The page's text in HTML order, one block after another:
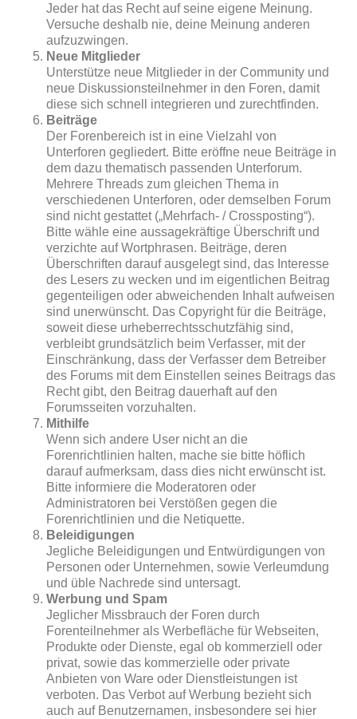
Jeder hat das Recht auf seine eigene Meinung.
Versuche deshalb nie, deine Meinung anderen
aufzuzwingen.
Neue Mitglieder
Unterstütze neue Mitglieder in der Community und
neue Diskussionsteilnehmer in den Foren, damit
diese sich schnell integrieren und zurechtfinden.
Beiträge
Der Forenbereich ist in eine Vielzahl von
Unterforen gegliedert. Bitte eröffne neue Beiträge in
dem dazu thematisch passenden Unterforum.
Mehrere Threads zum gleichen Thema in
verschiedenen Unterforen, oder demselben Forum
sind nicht gestattet („Mehrfach- / Crossposting“).
Bitte wähle eine aussagekräftige Überschrift und
verzichte auf Wortphrasen. Beiträge, deren
Überschriften darauf ausgelegt sind, das Interesse
des Lesers zu wecken und im eigentlichen Beitrag
gegenteiligen oder abweichenden Inhalt aufweisen
sind unerwünscht. Das Copyright für die Beiträge,
soweit diese urheberrechtsschutzfähig sind,
verbleibt grundsätzlich beim Verfasser, mit der
Einschränkung, dass der Verfasser dem Betreiber
des Forums mit dem Einstellen seines Beitrags das
Recht gibt, den Beitrag dauerhaft auf den
Forumsseiten vorzuhalten.
Mithilfe
Wenn sich andere User nicht an die
Forenrichtlinien halten, mache sie bitte höflich
darauf aufmerksam, dass dies nicht erwünscht ist.
Bitte informiere die Moderatoren oder
Administratoren bei Verstößen gegen die
Forenrichtlinien und die Netiquette.
Beleidigungen
Jegliche Beleidigungen und Entwürdigungen von
Personen oder Unternehmen, sowie Verleumdung
und üble Nachrede sind untersagt.
Werbung und Spam
Jeglicher Missbrauch der Foren durch
Forenteilnehmer als Werbefläche für Webseiten,
Produkte oder Dienste, egal ob kommerziell oder
privat, sowie das kommerzielle oder private
Anbieten von Ware oder Dienstleistungen ist
verboten. Das Verbot auf Werbung bezieht sich
auch auf Benutzernamen, insbesondere sei hier